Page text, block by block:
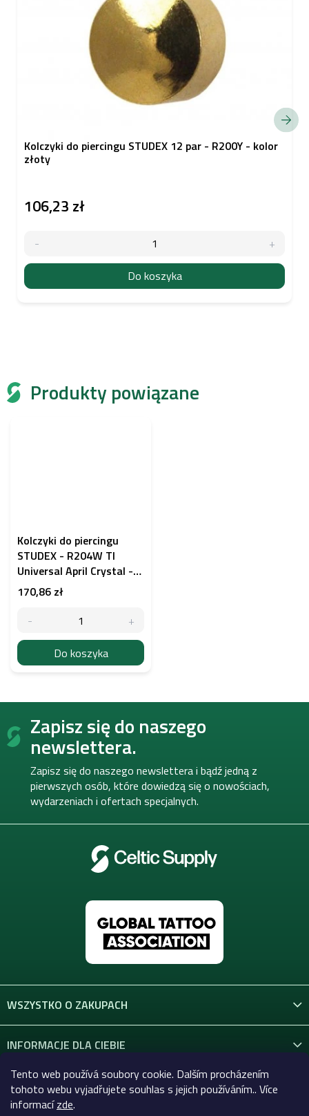
Tento web používá soubory cookie. Dalším procházením
tohoto webu vyjadřujete souhlas s jejich používáním.. Více
informacízde.
Produkty powiązane
Kolczyki do piercingu
STUDEX - R204W TI
Universal April Crystal -
tytan
170,86 zł
Do koszyka
Kolczyki do piercingu STUDEX 12 par - R200Y - kolor
złoty
106,23 zł
Do koszyka
S
Zapisz się do naszego
newslettera.
Zapisz się do naszego newslettera i bądź jedną z
pierwszych osób, które dowiedzą się o nowościach,
wydarzeniach i ofertach specjalnych.
WSZYSTKO O ZAKUPACH
INFORMACJE DLA CIEBIE
KONTAKT